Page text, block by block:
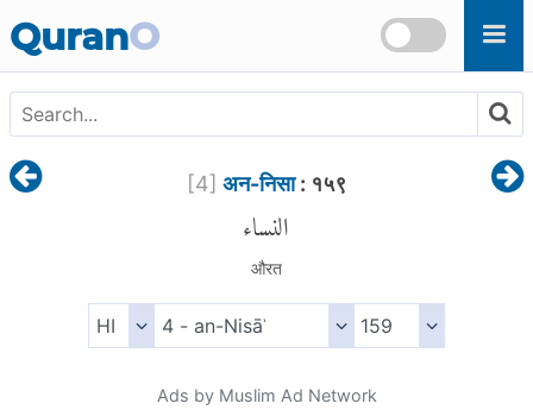
QuranO
[4] अन-निसा: १५९
النساء
औरत
Ads by Muslim Ad Network